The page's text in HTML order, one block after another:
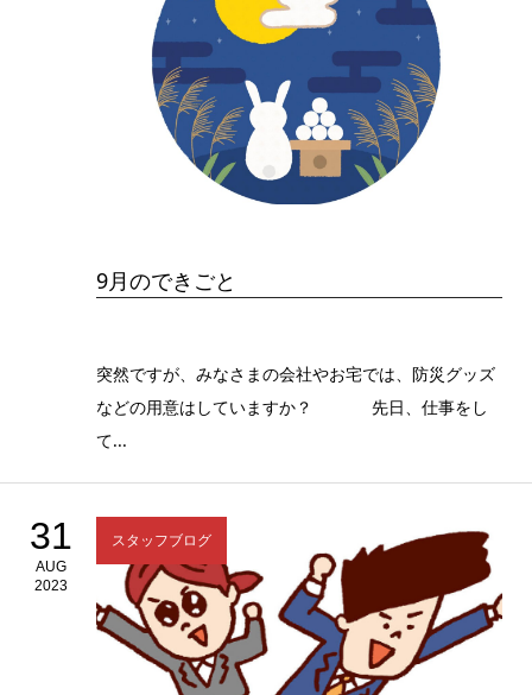
9月のできごと
突然ですが、みなさまの会社やお宅では、防災グッズ
などの用意はしていますか？ 先日、仕事をし
て...
31
AUG
2023
スタッフブログ